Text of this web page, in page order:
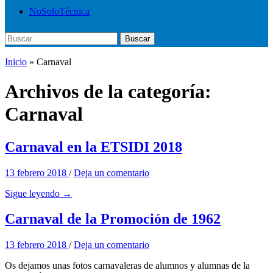
NoSoloTécnica
Buscar: Buscar
Inicio » Carnaval
Archivos de la categoría:
Carnaval
Carnaval en la ETSIDI 2018
13 febrero 2018 /Deja un comentario
Sigue leyendo →
Carnaval de la Promoción de 1962
13 febrero 2018 /Deja un comentario
Os dejamos unas fotos carnavaleras de alumnos y alumnas de la